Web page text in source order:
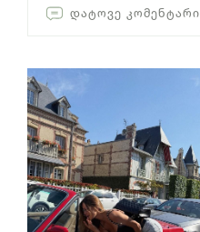
ᲓᲐᲢᲝᲕᲔ ᲙᲝᲛᲔᲜᲢᲐᲠᲘ